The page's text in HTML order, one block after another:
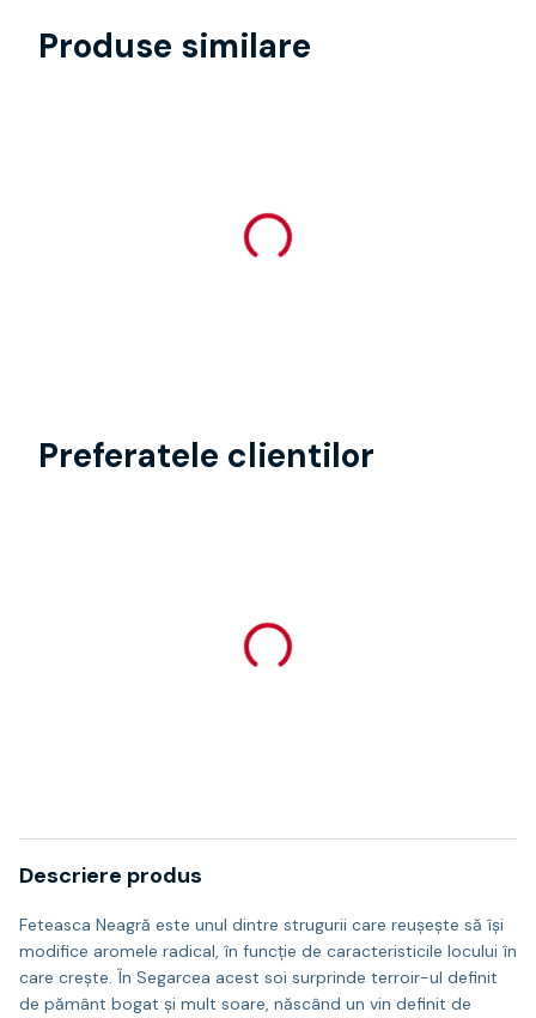
Produse similare
Preferatele clientilor
Descriere produs
Feteasca Neagră este unul dintre strugurii care reușește să își
modifice aromele radical, în funcție de caracteristicile locului în
care crește. În Segarcea acest soi surprinde terroir-ul definit
de pământ bogat și mult soare, născând un vin definit de